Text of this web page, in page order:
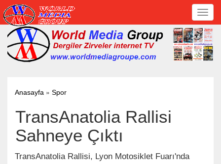
Anasayfa » Spor
TransAnatolia Rallisi
Sahneye Çıktı
TransAnatolia Rallisi, Lyon Motosiklet Fuarı'nda